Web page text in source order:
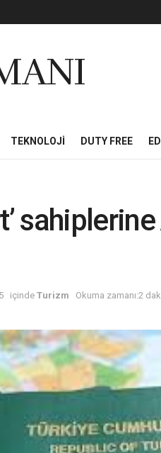
TEKNOLOJI DUTY FREE
içinde Turizm Okuma zamanı:2